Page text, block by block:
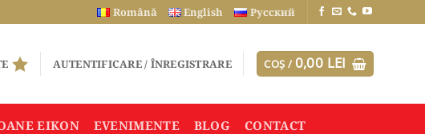
Română English Русский
AUTENTIFICARE / ÎNREGISTRARE COȘ / 0,00 LEI
EIKON EVENIMENTE BLOG CONTACT